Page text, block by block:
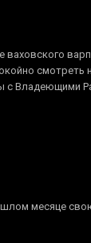
ваховского
с Владеющими
месяце